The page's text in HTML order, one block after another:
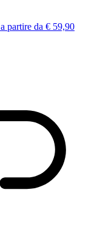
a partire da € 59,90